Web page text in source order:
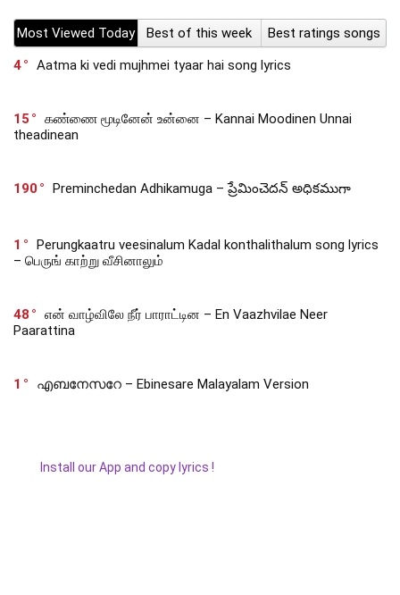
Most Viewed Today Best of this week
Best ratings songs
4
Aatma ki vedi mujhmei tyaar hai song lyrics
15
கண்ணை மூடினேன் உன்னை – Kannai Moodinen Unnai
theadinean
190 Preminchedan Adhikamuga – ప్రేమించెదన్ అధికముగా
1
Perungkaatru veesinalum Kadal konthalithalum song lyrics
– பெருங் காற்று வீசினாலும்
48
என் வாழ்விலே நீர் பாராட்டின – En Vaazhvilae Neer
Paarattina
1 എബനേസറേ – Ebinesare Malayalam Version
Install our App and copy lyrics !